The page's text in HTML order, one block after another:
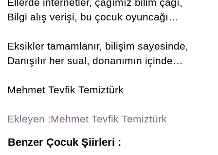
Bilgi alış verişi, bu çocuk oyuncağı…
Eksikler tamamlanır, bilişim sayesinde,
Danışılır her sual, donanımın içinde…
Mehmet Tevfik Temiztürk
Ekleyen :Mehmet Tevfik Temiztürk
Benzer Çocuk Şiirleri :